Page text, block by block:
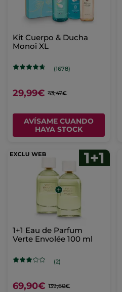
Kit Cuerpo & Ducha
Monoi XL
(1678)
29,99€ 43,47€
AVÍSAME CUANDO
HAYA STOCK
1+1 Eau de Parfum
Verte Envolée 100 ml
(2)
69,90€ 139,80€